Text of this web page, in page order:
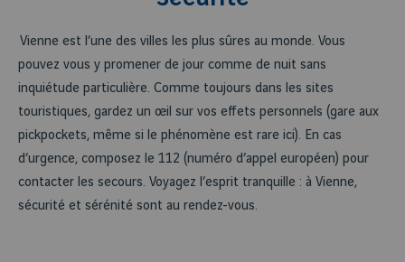
Vienne est l’une des villes les plus sûres au monde. Vous
pouvez vous y promener de jour comme de nuit sans
inquiétude particulière. Comme toujours dans les sites
touristiques, gardez un œil sur vos effets personnels (gare aux
pickpockets, même si le phénomène est rare ici). En cas
d’urgence, composez le 112 (numéro d’appel européen) pour
contacter les secours. Voyagez l’esprit tranquille : à Vienne,
sécurité et sérénité sont au rendez-vous.